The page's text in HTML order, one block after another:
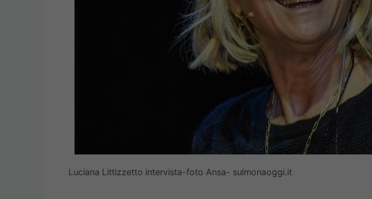
Luciana Littizzetto intervista-foto Ansa- sulmonaoggi.it